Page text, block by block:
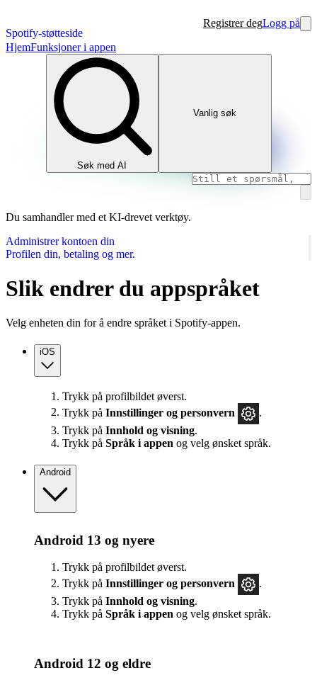
Spotify-støtteside
Registrer degLogg på
HjemFunksjoner i appen
Søk med AI
Vanlig søk
Du samhandler med et KI-drevet verktøy.
Administrer kontoen din
Profilen din, betaling og mer.
Slik endrer du appspråket
Velg enheten din for å endre språket i Spotify-appen.
iOS
Trykk på profilbildet øverst.
Trykk på Innstillinger og personvern
.
Trykk på Innhold og visning.
Trykk på Språk i appen og velg ønsket språk.
Android
Android 13 og nyere
Trykk på profilbildet øverst.
Trykk på Innstillinger og personvern
.
Trykk på Innhold og visning.
Trykk på Språk i appen og velg ønsket språk.
Android 12 og eldre